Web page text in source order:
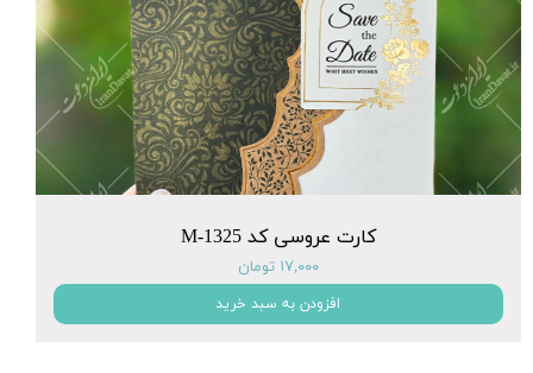
کارت عروسی کد M-1325
۱۷,۰۰۰ تومان
افزودن به سبد خرید